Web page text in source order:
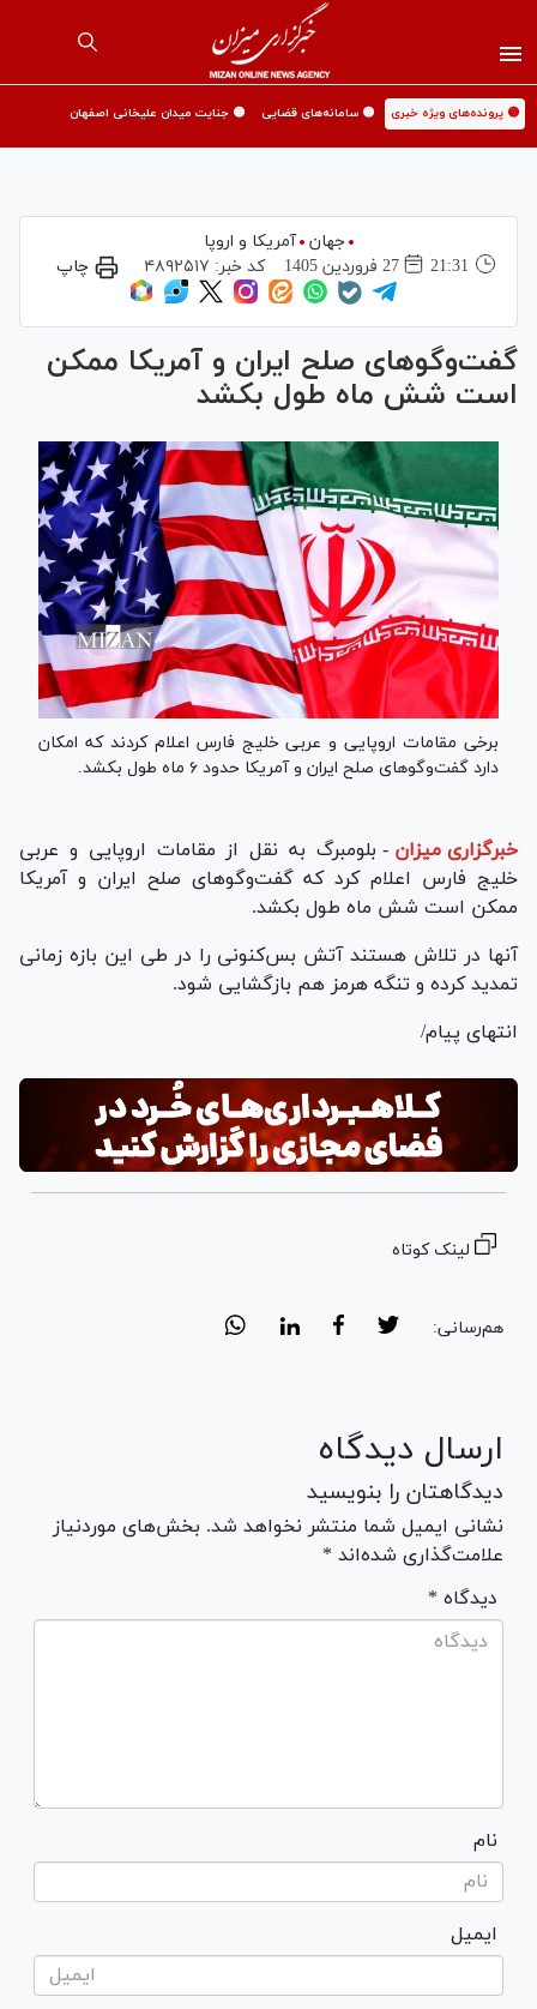
🟡 پرونده‌های ویژه خبری 🟡 سامانه‌های قضایی 🟡 جنایت میدان علیخانی اصفهان
جهان
آمریکا و اروپا
21:31
27 فروردين 1405 کد خبر: ۴۸۹۲۵۱۷ چاپ
گفت‌و‌گو‌های صلح ایران و آمریکا ممکن
است شش ماه طول بکشد
برخی مقامات اروپایی و عربی خلیج فارس اعلام کردند که امکان
دارد گفت‌و‌گو‌های صلح ایران و آمریکا حدود ۶ ماه طول بکشد.
خبرگزاری میزان - بلومبرگ به نقل از مقامات اروپایی و عربی
خلیج فارس اعلام کرد که گفت‌و‌گو‌های صلح ایران و آمریکا
ممکن است شش ماه طول بکشد.
آنها در تلاش هستند آتش بس‌کنونی را در طی این بازه زمانی
تمدید کرده و تنگه هرمز هم بازگشایی شود.
انتهای پیام/
لینک کوتاه
هم‌رسانی:
ارسال دیدگاه
دیدگاهتان را بنویسید
نشانی ایمیل شما منتشر نخواهد شد. بخش‌های موردنیاز
علامت‌گذاری شده‌اند *
* دیدگاه
نام
ایمیل